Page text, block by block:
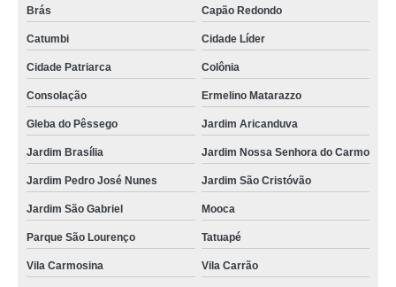
Brás
Capão Redondo
Catumbi Cidade Líder
Cidade Patriarca Colônia
Consolação Ermelino Matarazzo
Gleba do Pêssego Jardim Aricanduva
Jardim Brasília Jardim Nossa Senhora do Carmo
Jardim Pedro José Nunes Jardim São Cristóvão
Jardim São Gabriel Mooca
Parque São Lourenço Tatuapé
Vila Carmosina Vila Carrão